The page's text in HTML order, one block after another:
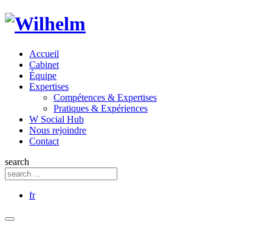
Accueil
Cabinet
Équipe
Expertises
Compétences & Expertises
Pratiques & Expériences
W Social Hub
Nous rejoindre
Contact
search
fr